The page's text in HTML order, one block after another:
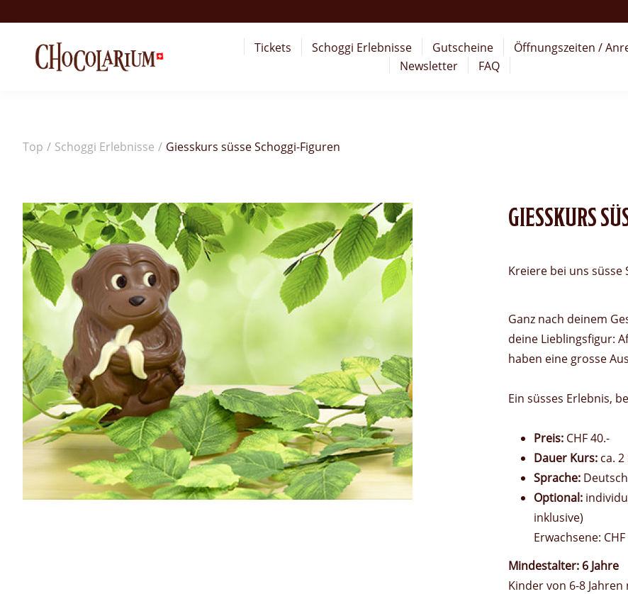
Tickets Schoggi Erlebnisse Gutscheine
Öffnungszeiten /
Newsletter
FAQ
Top / Schoggi Erlebnisse / Giesskurs süsse Schoggi-Figuren
GIESSKURS
Kreiere bei uns süsse
Ganz nach deinem
deine Lieblingsfigur:
haben eine grosse
Ein süsses Erlebnis,
Preis: CHF 40.-
Dauer Kurs: ca.
Sprache: Deutsch
Optional:
inklusive)
Erwachsene:
Mindestalter: 6 Jahre
Kinder von 6-8